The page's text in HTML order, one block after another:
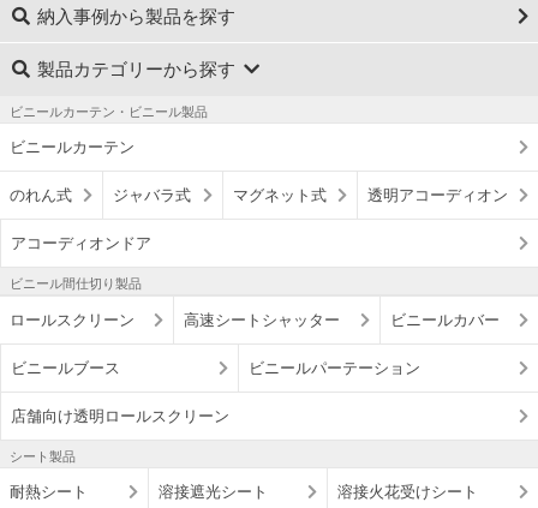
納入事例から製品を探す
製品カテゴリーから探す
ビニールカーテン・ビニール製品
ビニールカーテン
のれん式 ジャバラ式 マグネット式 透明アコーディオン
アコーディオンドア
ビニール間仕切り製品
ロールスクリーン 高速シートシャッター ビニールカバー
ビニールブース ビニールパーテーション
店舗向け透明ロールスクリーン
シート製品
耐熱シート 溶接遮光シート 溶接火花受けシート